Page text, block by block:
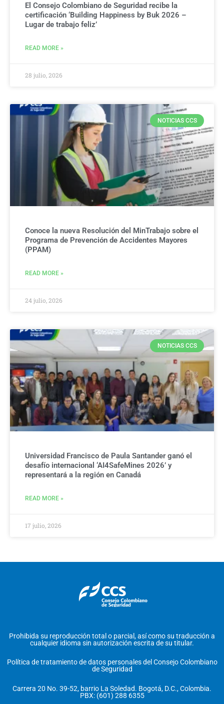
El Consejo Colombiano de Seguridad recibe la
certificación ‘Building Happiness by Buk 2026 –
Lugar de trabajo feliz’
READ MORE »
28 julio, 2026
NOTICIAS CCS
Conoce la nueva Resolución del MinTrabajo sobre el
Programa de Prevención de Accidentes Mayores
(PPAM)
READ MORE »
24 julio, 2026
NOTICIAS CCS
Universidad Francisco de Paula Santander ganó el
desafío internacional ‘AI4SafeMines 2026’ y
representará a la región en Canadá
READ MORE »
17 julio, 2026
Prohibida su reproducción total o parcial, así como su traducción a
cualquier idioma sin autorización escrita de su titular.
Política de tratamiento de datos personales del Consejo Colombiano
de Seguridad
Carrera 20 No. 39-52, barrio La Soledad. Bogotá, D.C., Colombia.
PBX: (601) 288 6355